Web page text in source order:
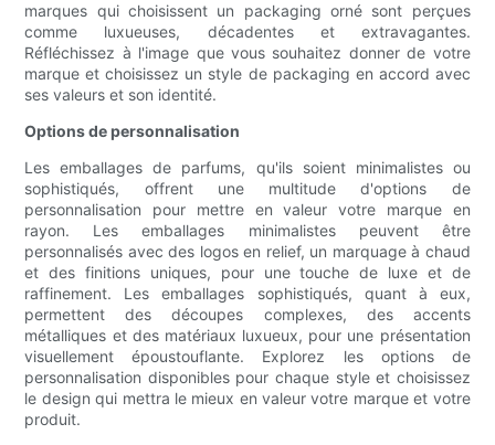
marques qui choisissent un packaging orné sont perçues
comme luxueuses, décadentes et extravagantes.
Réfléchissez à l'image que vous souhaitez donner de votre
marque et choisissez un style de packaging en accord avec
ses valeurs et son identité.
Options de personnalisation
Les emballages de parfums, qu'ils soient minimalistes ou
sophistiqués, offrent une multitude d'options de
personnalisation pour mettre en valeur votre marque en
rayon. Les emballages minimalistes peuvent être
personnalisés avec des logos en relief, un marquage à chaud
et des finitions uniques, pour une touche de luxe et de
raffinement. Les emballages sophistiqués, quant à eux,
permettent des découpes complexes, des accents
métalliques et des matériaux luxueux, pour une présentation
visuellement époustouflante. Explorez les options de
personnalisation disponibles pour chaque style et choisissez
le design qui mettra le mieux en valeur votre marque et votre
produit.